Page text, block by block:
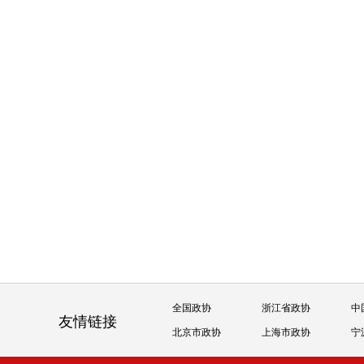
友情链接
全国政协 浙江省政协 中
北京市政协 上海市政协 宁